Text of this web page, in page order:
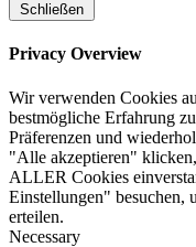
Schließen
Privacy Overview
Wir verwenden Cookies
bestmögliche Erfahrung
Präferenzen und
"Alle akzeptieren"
ALLER Cookies
Einstellungen" besuchen,
erteilen.
Necessary